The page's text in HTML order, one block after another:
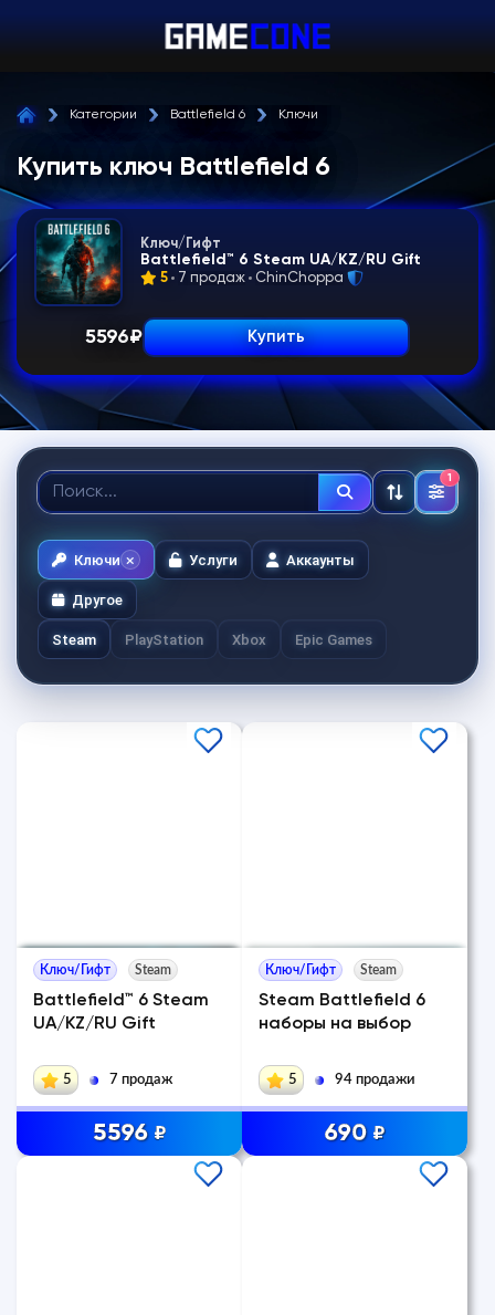
Категории Battlefield 6 Ключи
Купить ключ Battlefield 6
Ключ/Гифт
Battlefield™ 6 Steam UA/KZ/RU Gift
5 7 продаж ChinChoppa
5596₽ Купить
1
Ключи Услуги Аккаунты
Другое
Steam PlayStation Xbox Epic Games
Ключ/Гифт Steam
Battlefield™ 6 Steam
UA/KZ/RU Gift
5 7 продаж
5596 ₽
Ключ/Гифт Steam
Steam Battlefield 6
наборы на выбор
5 94 продажи
690 ₽